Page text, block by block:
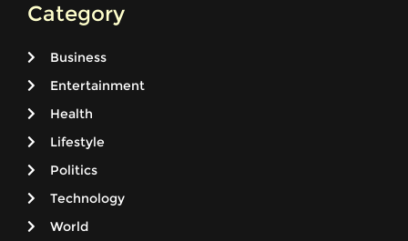
Category
Business
Entertainment
Health
Lifestyle
Politics
Technology
World